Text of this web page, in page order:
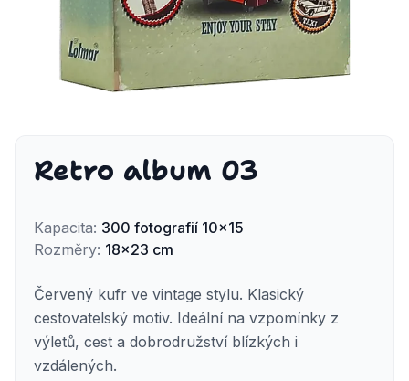
Retro album 03
Kapacita: 300 fotografií 10x15
Rozměry: 18x23 cm
Červený kufr ve vintage stylu. Klasický
cestovatelský motiv. Ideální na vzpomínky z
výletů, cest a dobrodružství blízkých i
vzdálených.